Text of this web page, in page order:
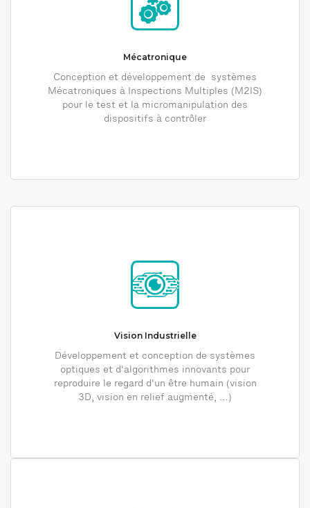
Mécatronique
Conception et développement de systèmes
Mécatroniques à Inspections Multiples (M2IS)
pour le test et la micromanipulation des
dispositifs à contrôler
Vision Industrielle
Développement et conception de systèmes
optiques et d'algorithmes innovants pour
reproduire le regard d'un être humain (vision
3D, vision en relief augmenté, …)